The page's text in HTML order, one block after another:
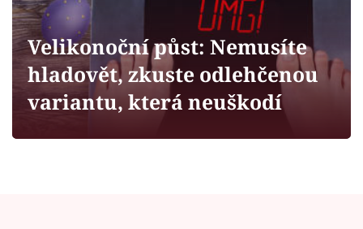
Sledujte prima+
Filmový festival Karlovy Vary
Velikonoční půst: Nemusíte
hladovět, zkuste odlehčenou
variantu, která neuškodí